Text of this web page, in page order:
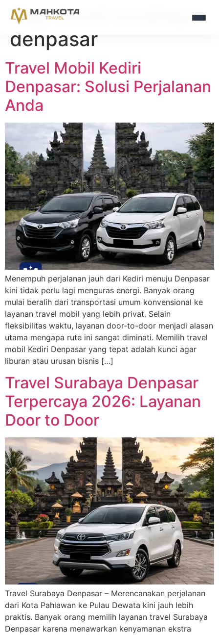
Tag:travel surabaya
denpasar
Travel Mobil Kediri
Denpasar: Solusi Perjalanan
Anda
Menempuh perjalanan jauh dari Kediri menuju Denpasar
kini tidak perlu lagi menguras energi. Banyak orang
mulai beralih dari transportasi umum konvensional ke
layanan travel mobil yang lebih privat. Selain
fleksibilitas waktu, layanan door-to-door menjadi alasan
utama mengapa rute ini sangat diminati. Memilih travel
mobil Kediri Denpasar yang tepat adalah kunci agar
liburan atau urusan bisnis […]
Travel Surabaya Denpasar
Terpercaya 2026: Layanan
Door to Door
Travel Surabaya Denpasar – Merencanakan perjalanan
dari Kota Pahlawan ke Pulau Dewata kini jauh lebih
praktis. Banyak orang memilih layanan travel Surabaya
Denpasar karena menawarkan kenyamanan ekstra